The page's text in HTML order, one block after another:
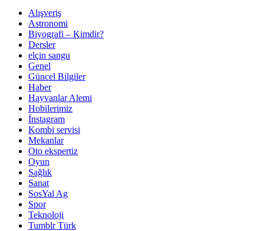
Alışveriş
Astronomi
Biyografi – Kimdir?
Dersler
elçin sangu
Genel
Güncel Bilgiler
Haber
Hayvanlar Alemi
Hobilerimiz
İnstagram
Kombi servisi
Mekanlar
Oto ekspertiz
Oyun
Sağlık
Sanat
SosYal Ag
Spor
Teknoloji
Tumblr Türk